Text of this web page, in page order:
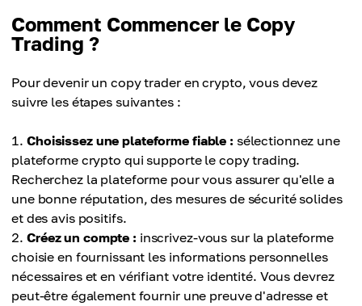
expertise.
Diversification :
portefeuille en copiant les stratégies de plusieurs
traders.
les plateformes fournissent souvent des données
de performance des traders que vous pouvez
copier, facilitant la sélection de ceux ayant un
historique éprouvé.
élevées sur les transactions réalisées via le copy
trading.
Confiance excessive dans la copie :
confiants et à prendre des risques excessifs sans
comprendre le marché.
Trading émotionnel :
si le trader que vous copiez panique ou prend des
décisions émotionnelles, cela pourrait affecter
négativement votre investissement.
Comment Commencer le Copy
Trading ?
Pour devenir un copy trader en crypto, vous devez
suivre les étapes suivantes :
Choisissez une plateforme fiable : sélectionnez une
plateforme crypto qui supporte le copy trading.
Recherchez la plateforme pour vous assurer qu'elle a
une bonne réputation, des mesures de sécurité solides
et des avis positifs.
Créez un compte : inscrivez-vous sur la plateforme
choisie en fournissant les informations personnelles
nécessaires et en vérifiant votre identité. Vous devrez
peut-être également fournir une preuve d'adresse et